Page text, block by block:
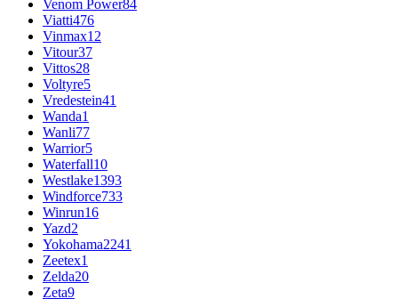
Venom Power84
Viatti476
Vinmax12
Vitour37
Vittos28
Voltyre5
Vredestein41
Wanda1
Wanli77
Warrior5
Waterfall10
Westlake1393
Windforce733
Winrun16
Yazd2
Yokohama2241
Zeetex1
Zelda20
Zeta9